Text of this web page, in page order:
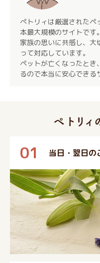
ぺトリィは厳選されたペ
本最大規模のサイトです。
家族の思いに共感し、
って対応しています。
ペットが亡くなったとき
るので本当に安心できる
01 当日・翌日の